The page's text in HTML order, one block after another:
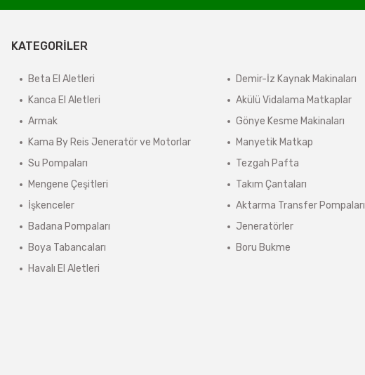
tabidir.
kargo ücreti karşı ödemeli olarak yansıtılabilir.
sistem tarafından otomatik olarak hesaplanmaktadır.
KATEGORİLER
Beta El Aletleri
Kanca El Aletleri
Armak
Kama By Reis Jeneratör ve Motorlar
Su Pompaları
Mengene Çeşitleri
İşkenceler
Badana Pompaları
Boya Tabancaları
Havalı El Aletleri
Demir-İz Kaynak Makinaları
Akülü Vidalama Matkaplar
Gönye Kesme Makinaları
Manyetik Matkap
Tezgah Pafta
Takım Çantaları
Aktarma Transfer Pompaları
Jeneratörler
Boru Bukme